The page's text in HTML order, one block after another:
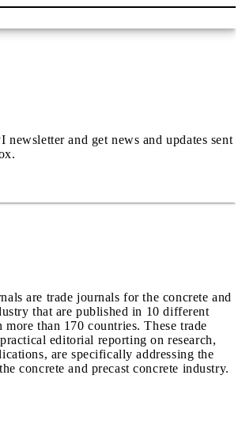
newsletter and get news and updates sent
are trade journals for the concrete and
that are published in 10 different
more than 170 countries. These trade
editorial reporting on research,
are specifically addressing the
concrete and precast concrete industry.